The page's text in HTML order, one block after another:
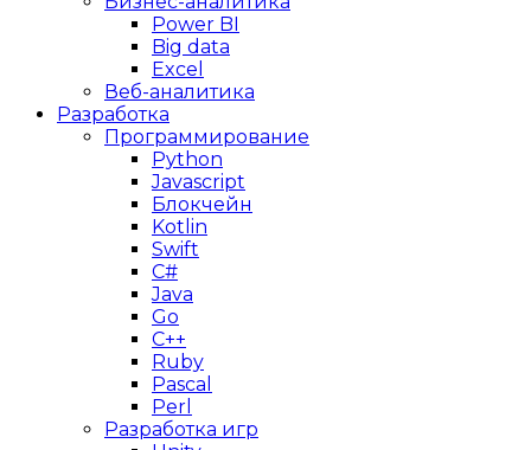
Power BI
Big data
Excel
Веб-аналитика
Разработка
Программирование
Python
Javascript
Блокчейн
Kotlin
Swift
C#
Java
Go
C++
Ruby
Pascal
Perl
Разработка игр